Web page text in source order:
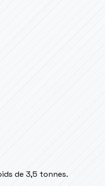
de 3,5 tonnes.